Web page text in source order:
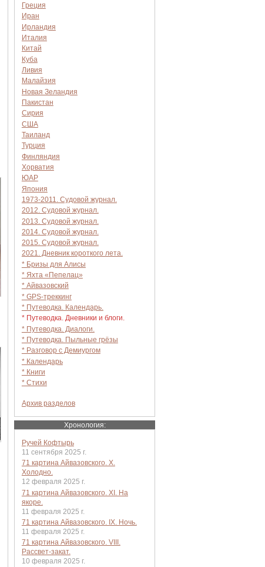
Греция
Иран
Ирландия
Италия
Китай
Куба
Ливия
Малайзия
Новая Зеландия
Пакистан
Сирия
США
Таиланд
Турция
Финляндия
Хорватия
ЮАР
Япония
1973-2011. Судовой журнал.
2012. Судовой журнал.
2013. Судовой журнал.
2014. Судовой журнал.
2015. Судовой журнал.
2021. Дневник короткого лета.
* Бризы для Алисы
* Яхта «Пепелац»
* Айвазовский
* GPS-треккинг
* Путеводка. Календарь.
* Путеводка. Дневники и блоги.
* Путеводка. Диалоги.
* Путеводка. Пыльные грёзы
* Разговор с Демиургом
* Календарь
* Книги
* Стихи
Архив разделов
Хронология:
Ручей Кофтырь
11 сентября 2025 г.
71 картина Айвазовского. X.
Холодно.
12 февраля 2025 г.
71 картина Айвазовского. XI. На
якоре.
11 февраля 2025 г.
71 картина Айвазовского. IX. Ночь.
11 февраля 2025 г.
71 картина Айвазовского. VIII.
Рассвет-закат.
10 февраля 2025 г.